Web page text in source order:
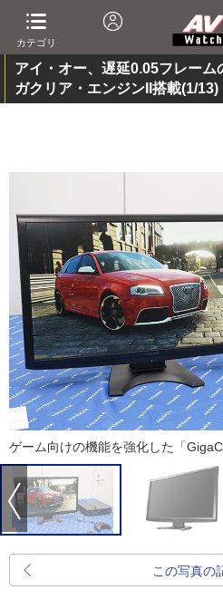
カテゴリ
アイ・オー、遅延0.05フレー
ガクリア・エンジンII搭載(1/13)
ゲーム向けの機能を強化した「
この写真の